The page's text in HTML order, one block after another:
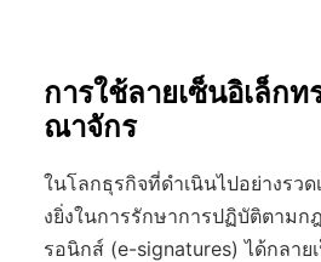
การใช้ลายเซ็นอิเล็ก
ณาจักร
ในโลกธุรกิจที่ดำเนินไปอย่างร
งยิ่งในการรักษาการปฏิบัติตามก
รอนิกส์ (e-signatures) ได้กลา